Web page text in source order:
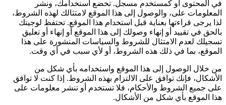
في المحتوى أو كمستخدم مسجل. تخضع استخدامك، ونشر
المعلومات على، والوصول إلى هذا الموقع لامتثالك لهذه الشروط،
لذا يرجى قراءتها بعناية قبل استخدام هذا الموقع. تحتفظ لوجيتك
بالحق في تقييد أو إنهاء وصولك إلى هذا الموقع أو إنهاء أو تعليق
تسجيلك لعدم الامتثال للشروط والسياسات المنشورة على هذا
الموقع، بما في ذلك هذه الشروط، أو لأي سبب في أي وقت.
من خلال الوصول إلى هذا الموقع واستخدامه بأي شكل من
الأشكال، فإنك توافق على الالتزام بهذه الشروط. إذا كنت لا توافق
على جميع الشروط والأحكام، فلا تستخدم أو تنشر معلومات على
هذا الموقع بأي شكل من الأشكال.